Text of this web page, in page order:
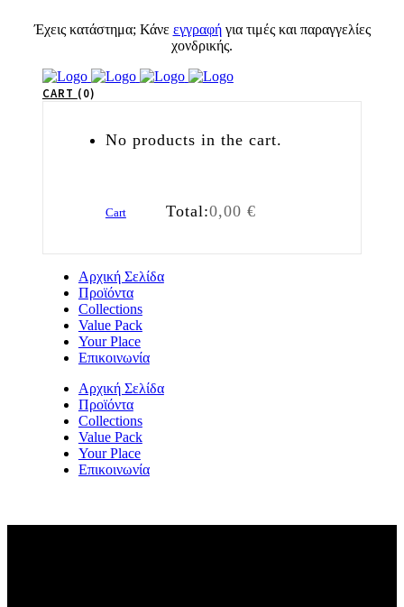
Έχεις κατάστημα; Κάνε εγγραφήγια τιμές και παραγγελίες
χονδρικής.
CART 0
No products in the cart.
Cart Total:0,00 €
Αρχική Σελίδα
Προϊόντα
Collections
Value Pack
Your Place
Επικοινωνία
Αρχική Σελίδα
Προϊόντα
Collections
Value Pack
Your Place
Επικοινωνία